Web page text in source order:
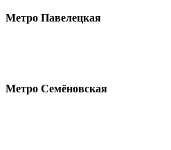
Метро Павелецкая
Метро Семёновская